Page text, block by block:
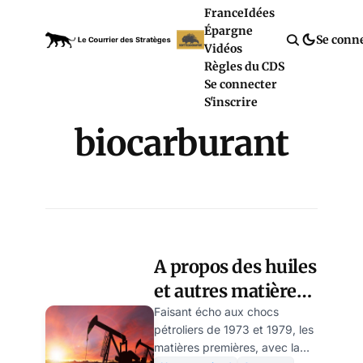
FranceIdées
Épargne
Vidéos
Règles du CDS
Se connecter
S'inscrire
Se
biocarburant
A propos des huiles
et autres matières
premières:
l’idéologie ça se
Faisant écho aux chocs
pétroliers de 1973 et 1979, les
matières premières, avec la